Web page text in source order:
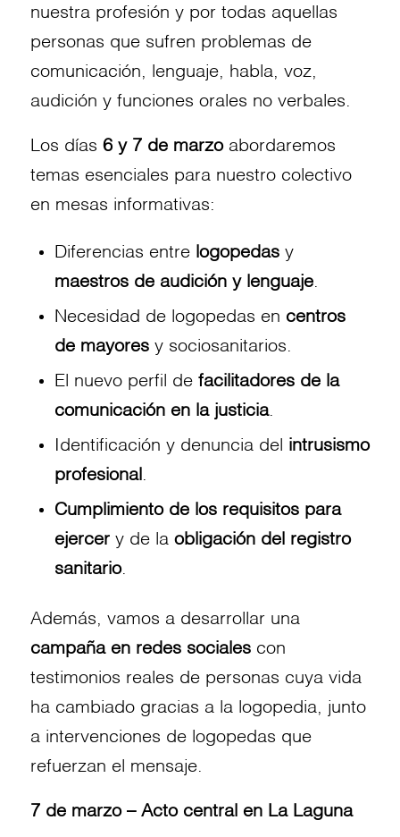
nuestra profesión y por todas aquellas
personas que sufren problemas de
comunicación, lenguaje, habla, voz,
audición y funciones orales no verbales.
Los días 6 y 7 de marzoabordaremos
temas esenciales para nuestro colectivo
en mesas informativas:
Diferencias entre logopedasy
maestros de audición y lenguaje.
Necesidad de logopedas en centros
de mayoresy sociosanitarios.
El nuevo perfil de facilitadores de la
comunicación en la justicia.
Identificación y denuncia del intrusismo
profesional.
Cumplimiento de los requisitos para
ejercery de la obligación del registro
sanitario.
Además, vamos a desarrollar una
campaña en redes socialescon
testimonios reales de personas cuya vida
ha cambiado gracias a la logopedia, junto
a intervenciones de logopedas que
refuerzan el mensaje.
7 de marzo – Acto central en La Laguna